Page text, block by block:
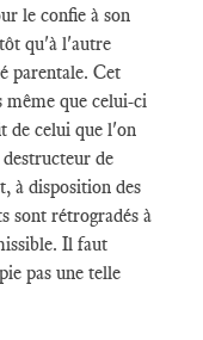
le confie à son
qu'à l'autre
parentale. Cet
même que celui-ci
de celui que l'on
de
à disposition des
sont rétrogradés à
Il faut
pas une telle